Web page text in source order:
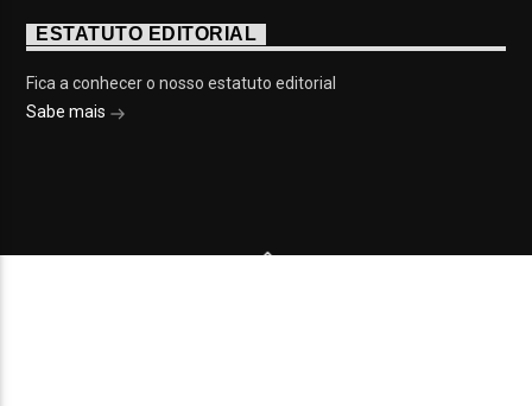
ESTATUTO EDITORIAL
Fica a conhecer o nosso estatuto editorial
Sabe mais